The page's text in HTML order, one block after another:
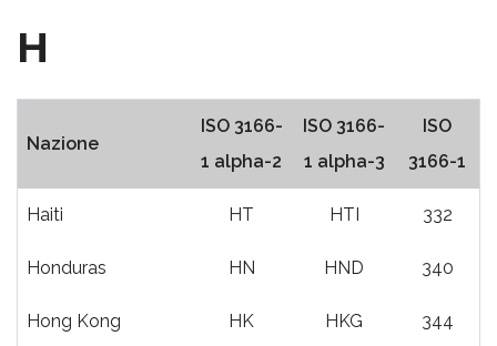
H
Nazione
ISO 3166-
1 alpha-2
ISO 3166-
1 alpha-3
ISO
3166-1
Haiti HT HTI 332
Honduras HN HND 340
Hong Kong HK HKG 344